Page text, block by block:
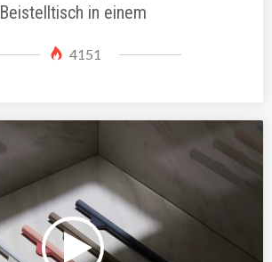
Beistelltisch in einem
4151